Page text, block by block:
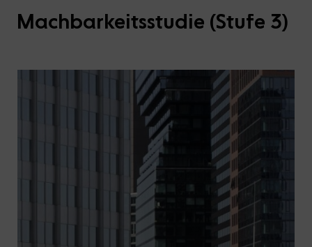
Machbarkeitsstudie (Stufe 3)